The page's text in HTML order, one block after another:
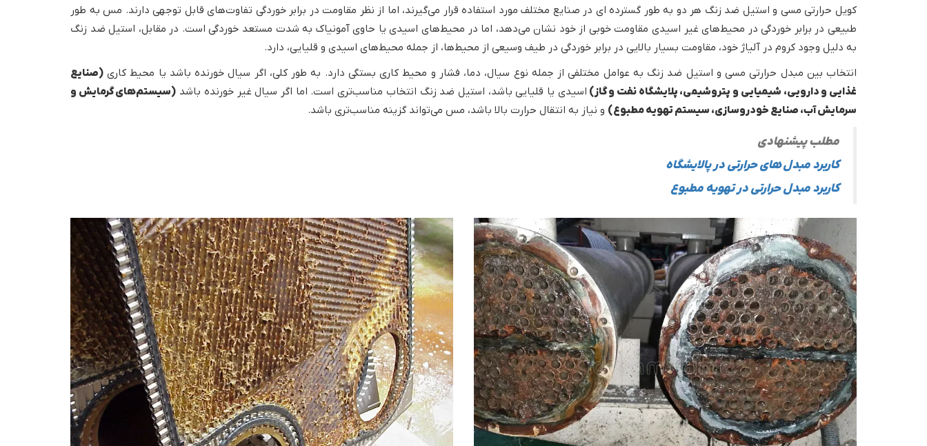
کویل حرارتی مسی و استیل ضد زنگ هر دو به طور گسترده ای در صنایع مختلف مورد استفاده قرار می‌گیرند، اما از نظر مقاومت در برابر خوردگی تفاوت‌های قابل توجهی دارند. مس به طور
طبیعی در برابر خوردگی در محیط‌های غیر اسیدی مقاومت خوبی از خود نشان می‌دهد، اما در محیط‌های اسیدی یا حاوی آمونیاک به شدت مستعد خوردگی است. در مقابل، استیل ضد زنگ
به دلیل وجود کروم در آلیاژ خود، مقاومت بسیار بالایی در برابر خوردگی در طیف وسیعی از محیط‌ها، از جمله محیط‌های اسیدی و قلیایی، دارد.
انتخاب بین مبدل حرارتی مسی و استیل ضد زنگ به عوامل مختلفی از جمله نوع سیال، دما، فشار و محیط کاری بستگی دارد. به طور کلی، اگر سیال خورنده باشد یا محیط کاری (صنایع
غذایی و دارویی، شیمیایی و پتروشیمی، پلایشگاه نفت و گاز) اسیدی یا قلیایی باشد، استیل ضد زنگ انتخاب مناسب‌تری است. اما اگر سیال غیر خورنده باشد (سیستم‌های گرمایش و
سرمایش آب، صنایع خودروسازی، سیستم تهویه مطبوع) و نیاز به انتقال حرارت بالا باشد، مس می‌تواند گزینه مناسب‌تری باشد.
مطلب پیشنهادی
کاربرد مبدل های حرارتی در پالایشگاه
کاربرد مبدل حرارتی در تهویه مطبوع